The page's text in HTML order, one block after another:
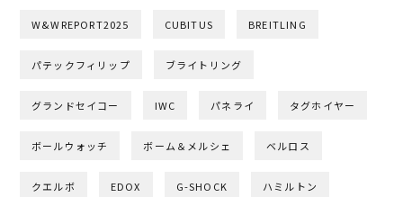
W&WREPORT2025 CUBITUS BREITLING
パテックフィリップ ブライトリング
グランドセイコー IWC パネライ タグホイヤー
ボールウォッチ ボーム＆メルシェ ベルロス
クエルボ EDOX G-SHOCK ハミルトン